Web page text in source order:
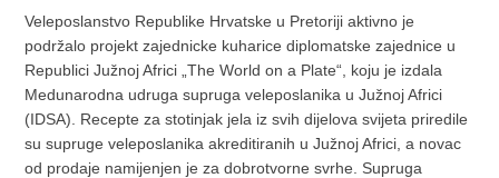
Veleposlanstvo Republike Hrvatske u Pretoriji aktivno je
podržalo projekt zajednicke kuharice diplomatske zajednice u
Republici Južnoj Africi „The World on a Plate“, koju je izdala
Medunarodna udruga supruga veleposlanika u Južnoj Africi
(IDSA). Recepte za stotinjak jela iz svih dijelova svijeta priredile
su supruge veleposlanika akreditiranih u Južnoj Africi, a novac
od prodaje namijenjen je za dobrotvorne svrhe. Supruga